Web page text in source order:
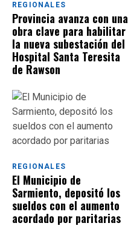
REGIONALES
Provincia avanza con una
obra clave para habilitar
la nueva subestación del
Hospital Santa Teresita
de Rawson
REGIONALES
El Municipio de
Sarmiento, depositó los
sueldos con el aumento
acordado por paritarias